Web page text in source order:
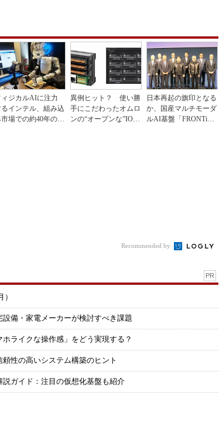
ィジカルAIに注力
インテル、組み込
場での約40年の実
異例ヒット？ 使い勝
手にこだわったオムロ
ンの“オープンな”IO-L
日本再起の旗印となる
か、国産マルチモーダ
ルAI基盤「FRONTi
Recommended by
PR
備・家電メーカーが検討すべき課題
ライクな操作感」をどう実現する？
性の高いシステム構築のヒント
説ガイド：注目の仮想化基盤も紹介